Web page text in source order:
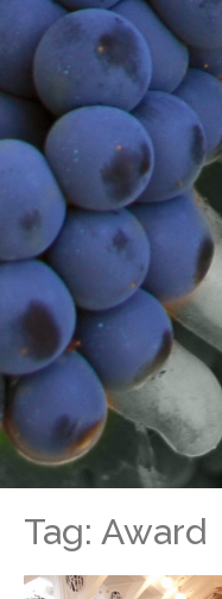
Tag: Award